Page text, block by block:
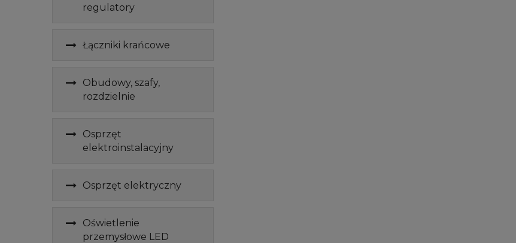
regulatory
Łączniki krańcowe
Obudowy, szafy,
rozdzielnie
Osprzęt
elektroinstalacyjny
Osprzęt elektryczny
Oświetlenie
przemysłowe LED